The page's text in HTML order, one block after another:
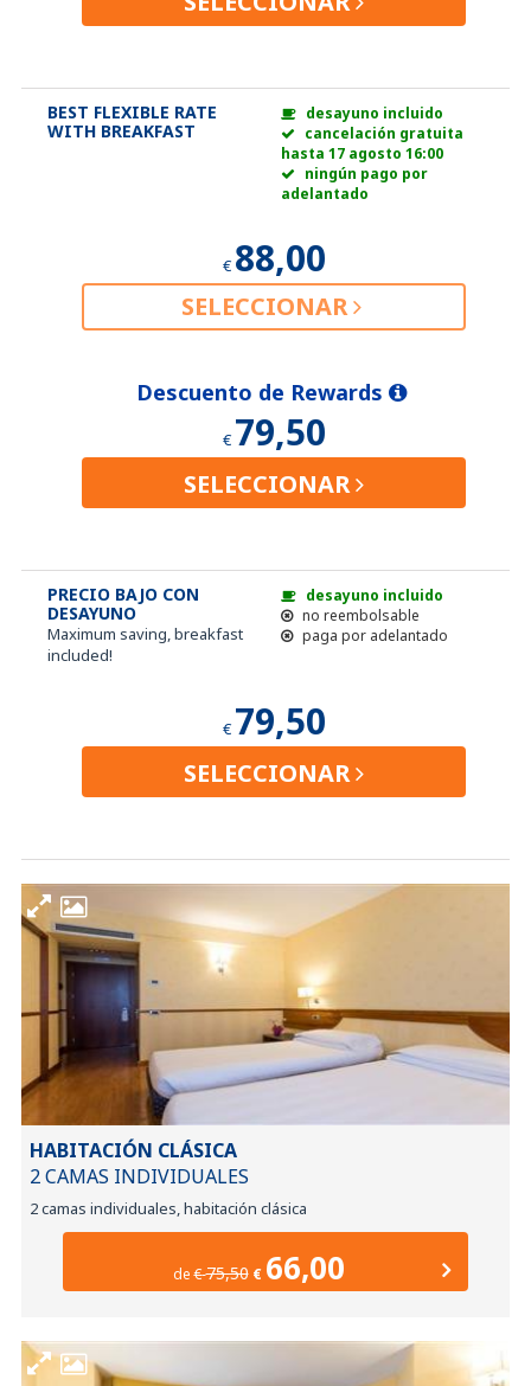
BEST FLEXIBLE RATE
WITH BREAKFAST
desayuno incluido
cancelación gratuita
hasta 17 agosto 16:00
ningún pago por
adelantado
€ 88,00
SELECCIONAR
Descuento de Rewards
€ 79,50
SELECCIONAR
PRECIO BAJO CON
DESAYUNO
Maximum saving, breakfast
included!
desayuno incluido
no reembolsable
paga por adelantado
€ 79,50
SELECCIONAR
HABITACIÓN CLÁSICA
2 CAMAS INDIVIDUALES
2 camas individuales, habitación clásica
de€75,50 € 66,00